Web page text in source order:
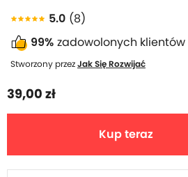
5.0 (8)
99% zadowolonych klientów
Stworzony przezJak Się Rozwijać
39,00 zł
Kup teraz